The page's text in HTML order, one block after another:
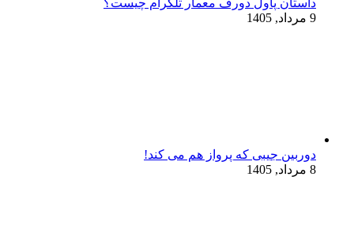
9 مرداد, 1405
دوربین جیبی که پرواز هم می‌ کند!
8 مرداد, 1405